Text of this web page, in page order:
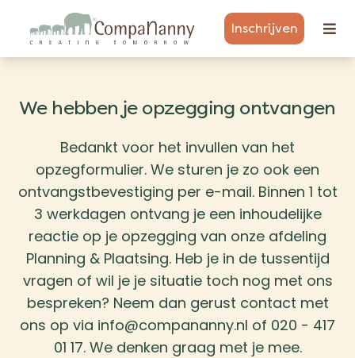
Inschrijven
We hebben je opzegging ontvangen
Bedankt voor het invullen van het
opzegformulier. We sturen je zo ook een
ontvangstbevestiging per e-mail. Binnen 1 tot
3 werkdagen ontvang je een inhoudelijke
reactie op je opzegging van onze afdeling
Planning & Plaatsing. Heb je in de tussentijd
vragen of wil je je situatie toch nog met ons
bespreken? Neem dan gerust contact met
ons op via info@compananny.nl of 020 - 417
01 17. We denken graag met je mee.